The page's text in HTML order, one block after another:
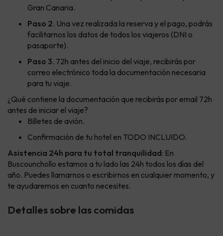
Gran Canaria.
Paso 2. Una vez realizada la reserva y el pago, podrás
facilitarnos los datos de todos los viajeros (DNI o
pasaporte).
Paso 3. 72h antes del inicio del viaje, recibirás por
correo electrónico toda la documentación necesaria
para tu viaje.
¿Qué contiene la documentación que recibirás por email 72h
antes de iniciar el viaje?
Billetes de avión.
Confirmación de tu hotel en TODO INCLUIDO.
Asistencia 24h para tu total tranquilidad: En
Buscounchollo estamos a tu lado las 24h todos los días del
año. Puedes llamarnos o escribirnos en cualquier momento, y
te ayudaremos en cuanto necesites.
Detalles sobre las comidas